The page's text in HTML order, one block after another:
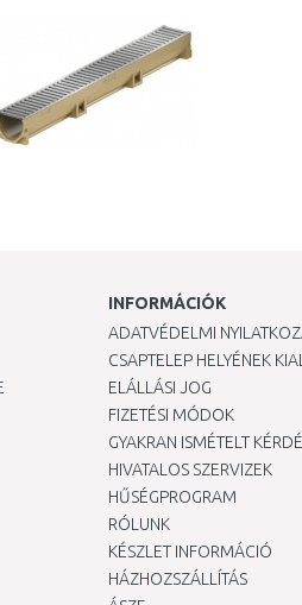
INFORMÁCIÓK
ADATVÉDELMI
CSAPTELEP HELYÉNEK
ELÁLLÁSI JOG
FIZETÉSI MÓDOK
GYAKRAN ISMÉTELT
HIVATALOS SZERVIZEK
HŰSÉGPROGRAM
RÓLUNK
KÉSZLET INFORMÁCIÓ
HÁZHOZSZÁLLÍTÁS